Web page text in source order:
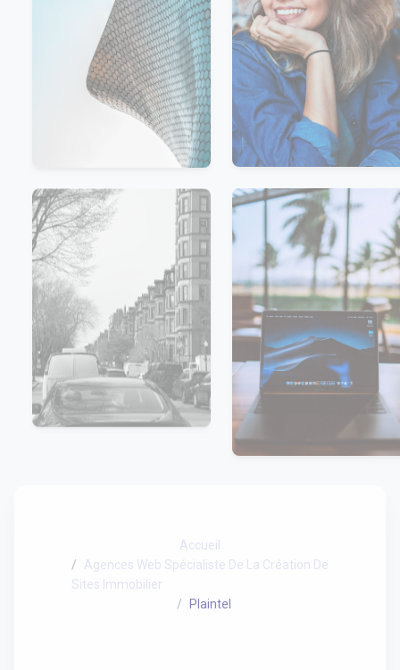
Accueil
Agences Web Spécialiste De La Création De
Sites Immobilier
Plaintel